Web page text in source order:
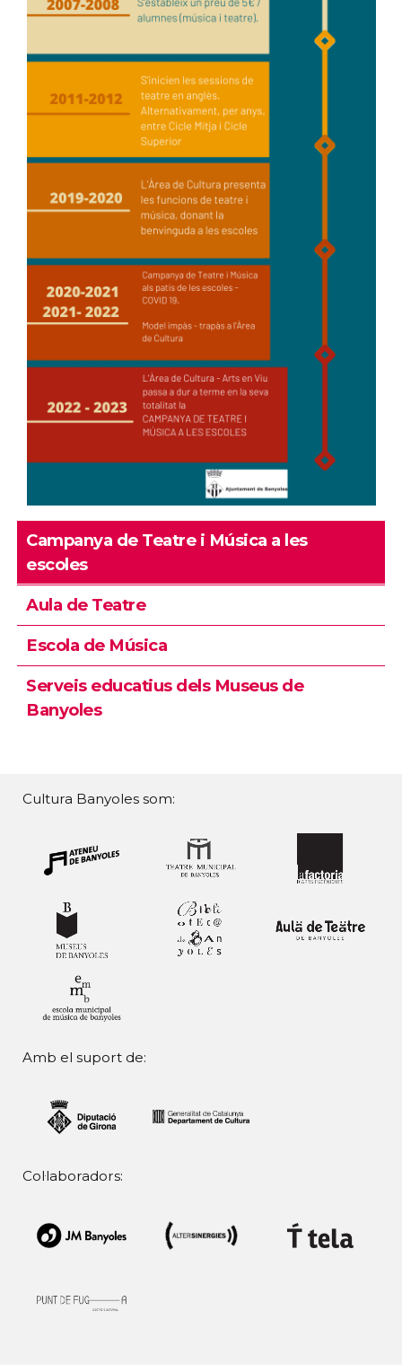
Campanya de Teatre i Música a les
escoles
Aula de Teatre
Escola de Música
Serveis educatius dels Museus de
Banyoles
Cultura Banyoles som:
Amb el suport de:
Col·laboradors: